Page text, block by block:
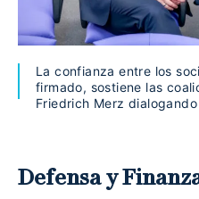
La confianza entre los
firmado, sostiene las
Friedrich Merz
Defensa y